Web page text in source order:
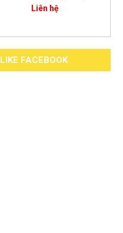
Liên hệ
LIKE FACEBOOK